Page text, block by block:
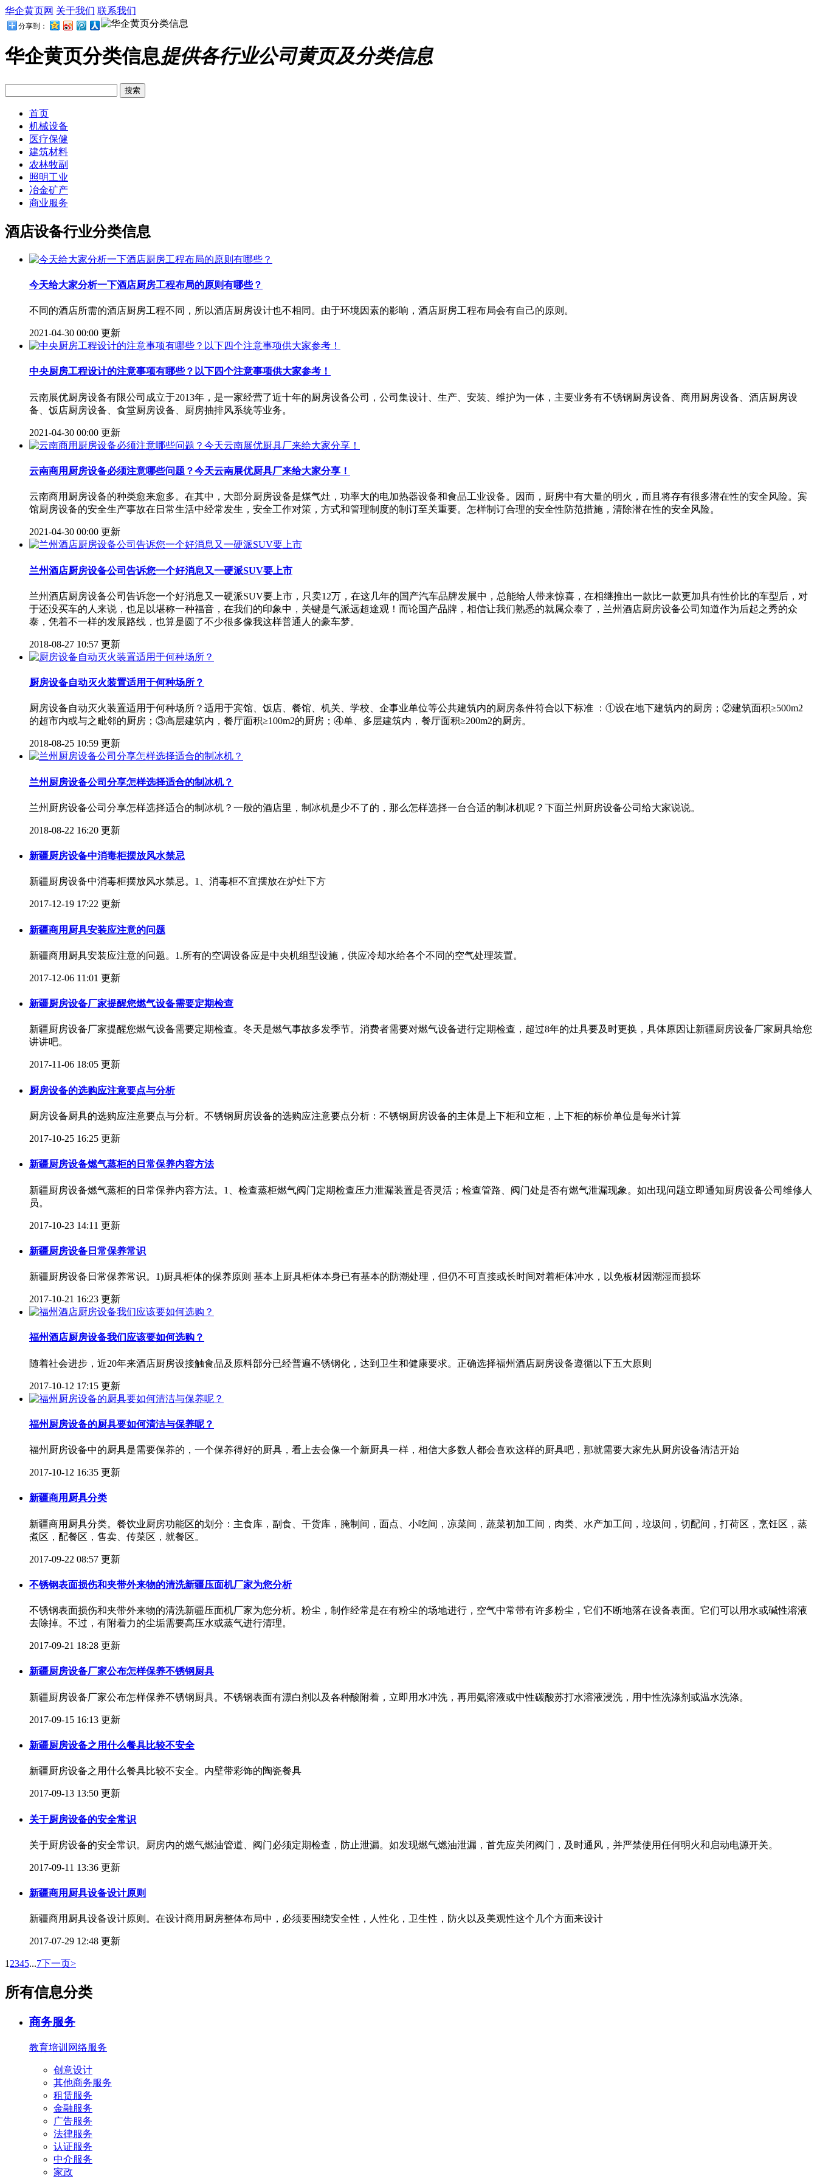
华企黄页网 关于我们 联系我们
分享到：
华企黄页分类信息提供各行业公司黄页及分类信息
首页
机械设备
医疗保健
建筑材料
农林牧副
照明工业
冶金矿产
商业服务
酒店设备行业分类信息
今天给大家分析一下酒店厨房工程布局的原则有哪些？
不同的酒店所需的酒店厨房工程不同，所以酒店厨房设计也不相同。由于环境因素的影响，酒店厨房工程布局会有自己的原则。
2021-04-30 00:00 更新
中央厨房工程设计的注意事项有哪些？以下四个注意事项供大家参考！
云南展优厨房设备有限公司成立于2013年，是一家经营了近十年的厨房设备公司，公司集设计、生产、安装、维护为一体，主要业务有不锈钢厨房设备、商用厨房设备、酒店厨房设
备、饭店厨房设备、食堂厨房设备、厨房抽排风系统等业务。
2021-04-30 00:00 更新
云南商用厨房设备必须注意哪些问题？今天云南展优厨具厂来给大家分享！
云南商用厨房设备的种类愈来愈多。在其中，大部分厨房设备是煤气灶，功率大的电加热器设备和食品工业设备。因而，厨房中有大量的明火，而且将存有很多潜在性的安全风险。宾
馆厨房设备的安全生产事故在日常生活中经常发生，安全工作对策，方式和管理制度的制订至关重要。怎样制订合理的安全性防范措施，清除潜在性的安全风险。
2021-04-30 00:00 更新
兰州酒店厨房设备公司告诉您一个好消息又一硬派SUV要上市
兰州酒店厨房设备公司告诉您一个好消息又一硬派SUV要上市，只卖12万，在这几年的国产汽车品牌发展中，总能给人带来惊喜，在相继推出一款比一款更加具有性价比的车型后，对
于还没买车的人来说，也足以堪称一种福音，在我们的印象中，关键是气派远超途观！而论国产品牌，相信让我们熟悉的就属众泰了，兰州酒店厨房设备公司知道作为后起之秀的众
泰，凭着不一样的发展路线，也算是圆了不少很多像我这样普通人的豪车梦。
2018-08-27 10:57 更新
厨房设备自动灭火装置适用于何种场所？
厨房设备自动灭火装置适用于何种场所？适用于宾馆、饭店、餐馆、机关、学校、企事业单位等公共建筑内的厨房条件符合以下标准 ：①设在地下建筑内的厨房；②建筑面积≥500m2
的超市内或与之毗邻的厨房；③高层建筑内，餐厅面积≥100m2的厨房；④单、多层建筑内，餐厅面积≥200m2的厨房。
2018-08-25 10:59 更新
兰州厨房设备公司分享怎样选择适合的制冰机？
兰州厨房设备公司分享怎样选择适合的制冰机？一般的酒店里，制冰机是少不了的，那么怎样选择一台合适的制冰机呢？下面兰州厨房设备公司给大家说说。
2018-08-22 16:20 更新
新疆厨房设备中消毒柜摆放风水禁忌
新疆厨房设备中消毒柜摆放风水禁忌。1、消毒柜不宜摆放在炉灶下方
2017-12-19 17:22 更新
新疆商用厨具安装应注意的问题
新疆商用厨具安装应注意的问题。1.所有的空调设备应是中央机组型设施，供应冷却水给各个不同的空气处理装置。
2017-12-06 11:01 更新
新疆厨房设备厂家提醒您燃气设备需要定期检查
新疆厨房设备厂家提醒您燃气设备需要定期检查。冬天是燃气事故多发季节。消费者需要对燃气设备进行定期检查，超过8年的灶具要及时更换，具体原因让新疆厨房设备厂家厨具给您
讲讲吧。
2017-11-06 18:05 更新
厨房设备的选购应注意要点与分析
厨房设备厨具的选购应注意要点与分析。不锈钢厨房设备的选购应注意要点分析：不锈钢厨房设备的主体是上下柜和立柜，上下柜的标价单位是每米计算
2017-10-25 16:25 更新
新疆厨房设备燃气蒸柜的日常保养内容方法
新疆厨房设备燃气蒸柜的日常保养内容方法。1、检查蒸柜燃气阀门定期检查压力泄漏装置是否灵活；检查管路、阀门处是否有燃气泄漏现象。如出现问题立即通知厨房设备公司维修人
员。
2017-10-23 14:11 更新
新疆厨房设备日常保养常识
新疆厨房设备日常保养常识。1)厨具柜体的保养原则 基本上厨具柜体本身已有基本的防潮处理，但仍不可直接或长时间对着柜体冲水，以免板材因潮湿而损坏
2017-10-21 16:23 更新
福州酒店厨房设备我们应该要如何选购？
随着社会进步，近20年来酒店厨房设接触食品及原料部分已经普遍不锈钢化，达到卫生和健康要求。正确选择福州酒店厨房设备遵循以下五大原则
2017-10-12 17:15 更新
福州厨房设备的厨具要如何清洁与保养呢？
福州厨房设备中的厨具是需要保养的，一个保养得好的厨具，看上去会像一个新厨具一样，相信大多数人都会喜欢这样的厨具吧，那就需要大家先从厨房设备清洁开始
2017-10-12 16:35 更新
新疆商用厨具分类
新疆商用厨具分类。餐饮业厨房功能区的划分：主食库，副食、干货库，腌制间，面点、小吃间，凉菜间，蔬菜初加工间，肉类、水产加工间，垃圾间，切配间，打荷区，烹饪区，蒸
煮区，配餐区，售卖、传菜区，就餐区。
2017-09-22 08:57 更新
不锈钢表面损伤和夹带外来物的清洗新疆压面机厂家为您分析
不锈钢表面损伤和夹带外来物的清洗新疆压面机厂家为您分析。粉尘，制作经常是在有粉尘的场地进行，空气中常带有许多粉尘，它们不断地落在设备表面。它们可以用水或碱性溶液
去除掉。不过，有附着力的尘垢需要高压水或蒸气进行清理。
2017-09-21 18:28 更新
新疆厨房设备厂家公布怎样保养不锈钢厨具
新疆厨房设备厂家公布怎样保养不锈钢厨具。不锈钢表面有漂白剂以及各种酸附着，立即用水冲洗，再用氨溶液或中性碳酸苏打水溶液浸洗，用中性洗涤剂或温水洗涤。
2017-09-15 16:13 更新
新疆厨房设备之用什么餐具比较不安全
新疆厨房设备之用什么餐具比较不安全。内壁带彩饰的陶瓷餐具
2017-09-13 13:50 更新
关于厨房设备的安全常识
关于厨房设备的安全常识。厨房内的燃气燃油管道、阀门必须定期检查，防止泄漏。如发现燃气燃油泄漏，首先应关闭阀门，及时通风，并严禁使用任何明火和启动电源开关。
2017-09-11 13:36 更新
新疆商用厨具设备设计原则
新疆商用厨具设备设计原则。在设计商用厨房整体布局中，必须要围绕安全性，人性化，卫生性，防火以及美观性这个几个方面来设计
2017-07-29 12:48 更新
1 2345...7下一页>
所有信息分类
商务服务
教育培训 网络服务
创意设计
其他商务服务
租赁服务
金融服务
广告服务
法律服务
认证服务
中介服务
家政